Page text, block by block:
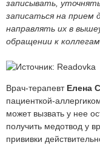
записывать,
записаться на прием
направлять их в
обращении к коллегам.
Врач-терапевт Елена
пациенткой-
может вызвать у нее
получить медотвод у
прививки